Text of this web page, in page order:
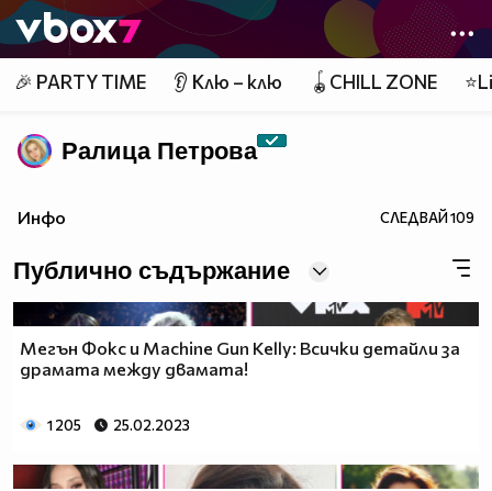
Member of
👾
🎉 PARTY TIME 👂 Клю – клю 🪀CHILL ZONE
Ралица Петровa
Инфо СЛЕДВАЙ109
Публично съдържание
Мегън Фокс и Machine Gun Kelly: Всички детайли за
драмата между двамата!
1 205 25.02.2023